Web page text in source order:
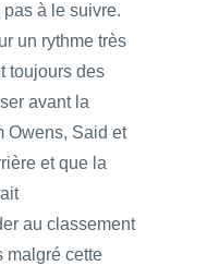
à le suivre.
un rythme très
toujours des
avant la
Owens, Said et
et que la
au classement
malgré cette